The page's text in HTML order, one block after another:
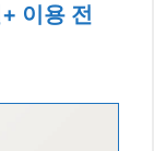
이용 전